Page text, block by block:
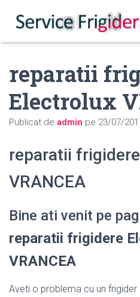
reparatii
Electrolux
Publicat de admin pe 23/07/
reparatii
VRANCEA
Bine ati venit pe
reparatii frigidere
VRANCEA
Aveti o problema cu un